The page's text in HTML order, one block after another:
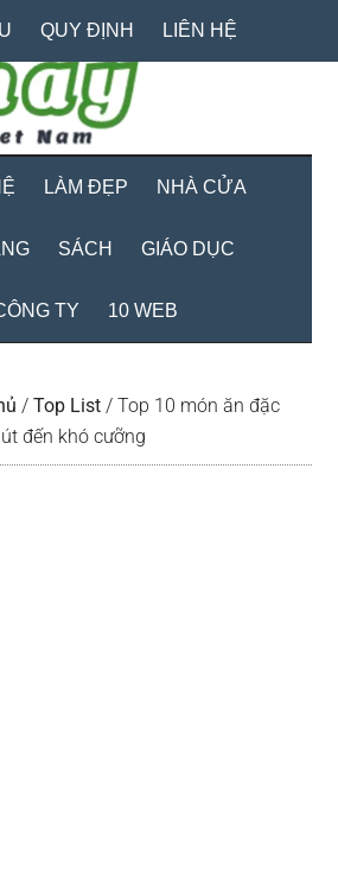
QUY ĐỊNH LIÊN HỆ
LÀM ĐẸP NHÀ CỬA
SÁCH GIÁO DỤC
TY 10 WEB
/ Top List / Top 10 món ăn đặc
đến khó cưỡng